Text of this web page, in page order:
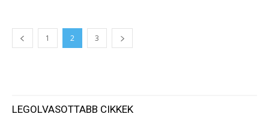
1 2 3
LEGOLVASOTTABB CIKKEK